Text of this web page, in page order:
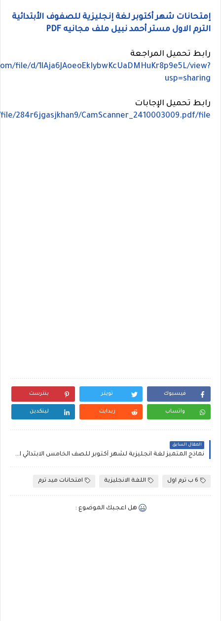
إمتحانات شهر أكتوبر لغة إنجليزية للصفوف الأبتدائية
الترم الاول مستر أحمد نبيل ملف مجانيه PDF
رابط تحميل المراجعة
file/d/1lAja6JAoeoEkIybwKcUaDMHuKr8p9e5L/view?
usp=sharing
رابط تحميل الإجابات
284r6jgasjkhan9/CamScanner_2410003009.pdf/file
فيسبوك تويتر بنترست
واتساب ريدايت لينكدين
المقال السابق
نماذج المتميز لغة انجليزية لشهر أكتوبر للصف الخامس الابتدائي الترم الاول، بنك أسئلة إنجليزي خامسة ابتدائي PDF
6 ب ترم اول اللغة الانجليزية امتحانات ميد ترم
هل اعجبك الموضوع :